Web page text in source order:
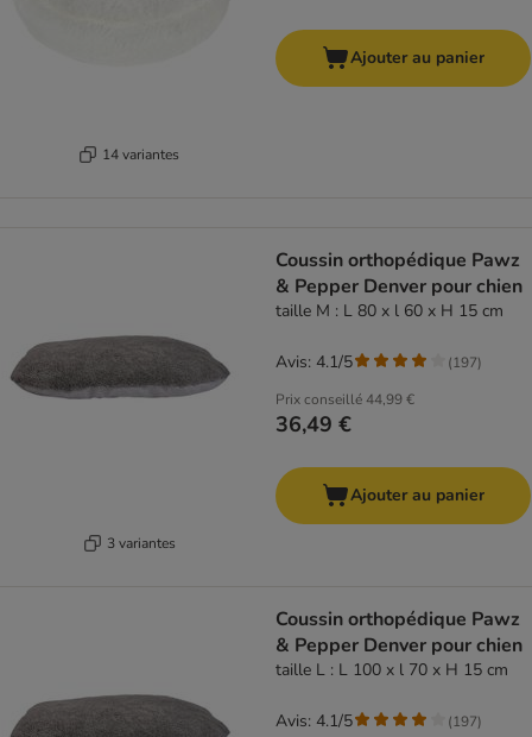
14 variantes
Ajouter au panier
3 variantes
Coussin orthopédique Pawz
& Pepper Denver pour chien
taille M : L 80 x l 60 x H 15 cm
Prix conseillé44,99 €
36,49 €
Avis: 4.1/5 (197)
Ajouter au panier
Coussin orthopédique Pawz
& Pepper Denver pour chien
taille L : L 100 x l 70 x H 15 cm
Avis: 4.1/5 (197)